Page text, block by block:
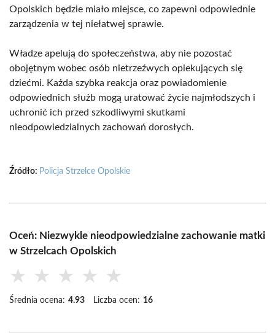
Opolskich będzie miało miejsce, co zapewni odpowiednie
zarządzenia w tej niełatwej sprawie.
Władze apelują do społeczeństwa, aby nie pozostać
obojętnym wobec osób nietrzeźwych opiekujących się
dziećmi. Każda szybka reakcja oraz powiadomienie
odpowiednich służb mogą uratować życie najmłodszych i
uchronić ich przed szkodliwymi skutkami
nieodpowiedzialnych zachowań dorosłych.
Źródło: Policja Strzelce Opolskie
Oceń: Niezwykle nieodpowiedzialne zachowanie matki
w Strzelcach Opolskich
★ ★ ★ ★ ★
Średnia ocena: 4.93 Liczba ocen: 16